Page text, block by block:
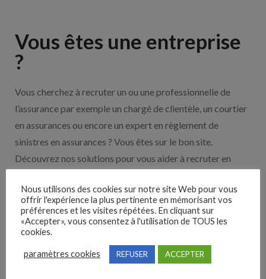
Vous êtes une entreprise
?
Vous cherchez à recruter un ou une professionnelle de
l’assurance par exemple un chargé de clientèle, un courtier
en assurances ou encore un expert en règlement de
sinistres en assurances ? Vous êtes sur le bon site.
Découvrez nos solutions pour vous aider à recruter en
Nos solutions entreprises
Découvrez nos partenaires ! Moteurs de recherches,
multidiffuseurs, sites payant… nombreux sont nos
Nous utilisons des cookies sur notre site Web pour vous
offrir l'expérience la plus pertinente en mémorisant vos
préférences et les visites répétées. En cliquant sur
«Accepter», vous consentez à l'utilisation de TOUS les
cookies.
paramètres cookies REFUSER ACCEPTER